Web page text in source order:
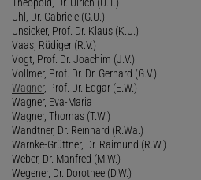
Uhl, Dr. Gabriele (G.U.)
Unsicker, Prof. Dr. Klaus (K.U.)
Vaas, Rüdiger (R.V.)
Vogt, Prof. Dr. Joachim (J.V.)
Vollmer, Prof. Dr. Dr. Gerhard (G.V.)
Wagner, Prof. Dr. Edgar (E.W.)
Wagner, Eva-Maria
Wagner, Thomas (T.W.)
Wandtner, Dr. Reinhard (R.Wa.)
Warnke-Grüttner, Dr. Raimund (R.W.)
Weber, Dr. Manfred (M.W.)
Wegener, Dr. Dorothee (D.W.)